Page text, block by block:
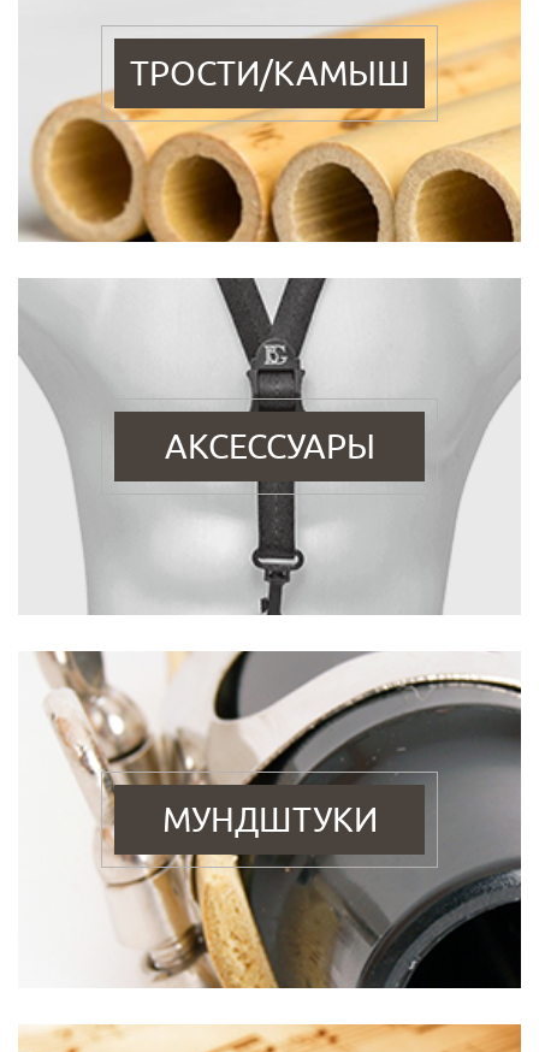
ТРОСТИ/КАМЫШ
АКСЕССУАРЫ
МУНДШТУКИ